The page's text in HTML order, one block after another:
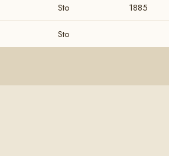
Sto 1885
Sto